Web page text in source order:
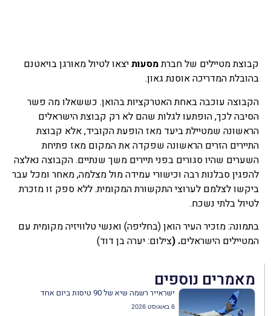
קבוצת מטיילים של חברתמסעותיצאו לטיול מאורגן בויאטנם
בהובלת המדריכה אוסנת גאון.
הקבוצה עוכבה באחת האטרקציות בהואן. כששאלו מה פשר
הסיבה לכך, הופתעו לגלות שהם לא רק קבוצת הישראלים
הראשונה שמטיילת ביעד מאז הופעת הקוביד, אלא קבוצת
התיירים הזרים הראשונה שפקדה את המקום מאז פתיחת
השערים שהיו סגורים בפני תיירים משך שנתיים. הקבוצה נאלצה
להפגין סבלנות רבה וכישורי עמידה מול מצלמה, מאחר ומכל עבר
ביקשו לצלמם לערוצי התקשורת המקומית. ללא ספק זו מזכרת
לטיול בלתי נשכח.
בתמונה: מזכיר העיר הואן (בחליפה) ואנשי טלוויזיה מקומית עם
המטיילים הישראלים. (צילום: יערה בן דוד)
מאמרים נוספים
ישראייר רשמה שיא של 90 טיסות ביום אחד
6 באוגוסט 2026